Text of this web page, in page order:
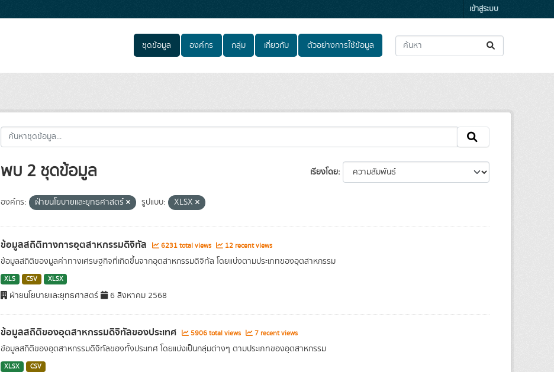
เข้าสู่ระบบ
ชุดข้อมูล องค์กร กลุ่ม เกี่ยวกับ ตัวอย่างการใช้ข้อมูล
เรียงโดย
พบ 2 ชุดข้อมูล
องค์กร: ฝ่ายนโยบายและยุทธศาสตร์ รูปแบบ: XLSX
ข้อมูลสถิติทางการอุตสาหกรรมดิจิทัล 6231 total views 12 recent views
ข้อมูลสถิติของมูลค่าทางเศรษฐกิจที่เกิดขึ้นจากอุตสาหกรรมดิจิทัล โดยแบ่งตามประเภทของอุตสาหกรรม
XLS CSV XLSX
ฝ่ายนโยบายและยุทธศาสตร์ 6 สิงหาคม 2568
ข้อมูลสถิติของอุตสาหกรรมดิจิทัลของประเทศ 5906 total views 7 recent views
ข้อมูลสถิติของอุตสาหกรรมดิจิทัลของทั้งประเทศ โดยแบ่งเป็นกลุ่มต่างๆ ตามประเภทของอุตสาหกรรม
XLSX CSV